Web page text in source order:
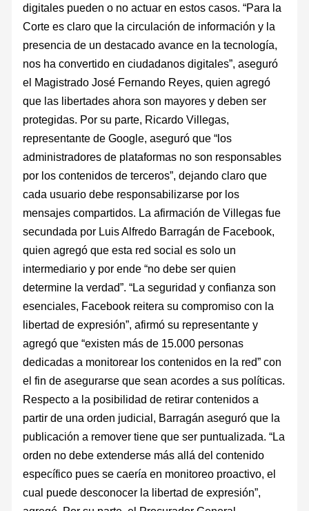
digitales pueden o no actuar en estos casos. “Para la
Corte es claro que la circulación de información y la
presencia de un destacado avance en la tecnología,
nos ha convertido en ciudadanos digitales”, aseguró
el Magistrado José Fernando Reyes, quien agregó
que las libertades ahora son mayores y deben ser
protegidas. Por su parte, Ricardo Villegas,
representante de Google, aseguró que “los
administradores de plataformas no son responsables
por los contenidos de terceros”, dejando claro que
cada usuario debe responsabilizarse por los
mensajes compartidos. La afirmación de Villegas fue
secundada por Luis Alfredo Barragán de Facebook,
quien agregó que esta red social es solo un
intermediario y por ende “no debe ser quien
determine la verdad”. “La seguridad y confianza son
esenciales, Facebook reitera su compromiso con la
libertad de expresión”, afirmó su representante y
agregó que “existen más de 15.000 personas
dedicadas a monitorear los contenidos en la red” con
el fin de asegurarse que sean acordes a sus políticas.
Respecto a la posibilidad de retirar contenidos a
partir de una orden judicial, Barragán aseguró que la
publicación a remover tiene que ser puntualizada. “La
orden no debe extenderse más allá del contenido
específico pues se caería en monitoreo proactivo, el
cual puede desconocer la libertad de expresión”,